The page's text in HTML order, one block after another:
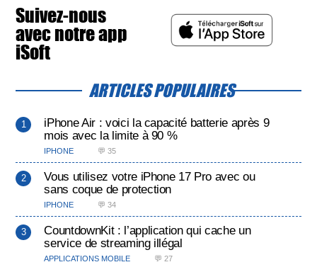
Suivez-nous
avec notre app
iSoft
ARTICLES POPULAIRES
iPhone Air : voici la capacité batterie après 9
mois avec la limite à 90 %
IPHONE 💬 35
Vous utilisez votre iPhone 17 Pro avec ou
sans coque de protection
IPHONE 💬 34
CountdownKit : l’application qui cache un
service de streaming illégal
APPLICATIONS MOBILE 💬 27